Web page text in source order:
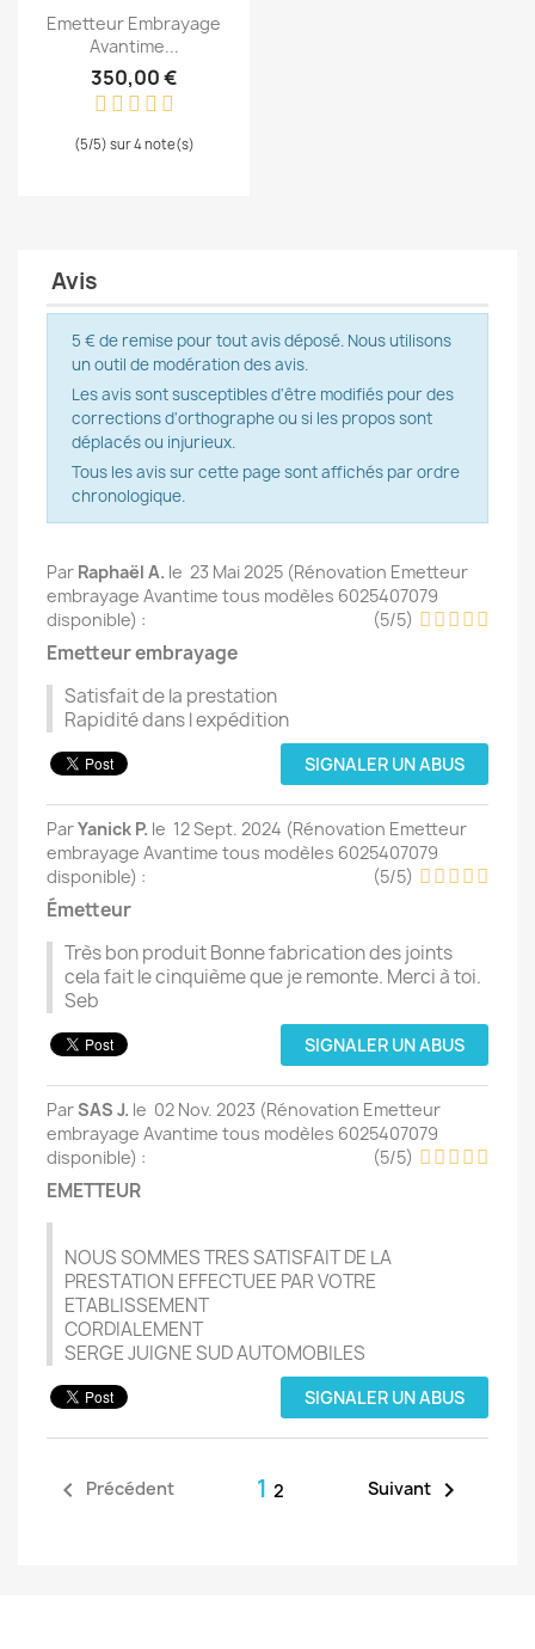
Aperçu rapide
Emetteur Embrayage
Avantime...
350,00 €
(5/5) sur 4 note(s)
Avis
5 € de remise pour tout avis déposé. Nous utilisons
un outil de modération des avis.
Les avis sont susceptibles d'être modifiés pour des
corrections d'orthographe ou si les propos sont
déplacés ou injurieux.
Tous les avis sur cette page sont affichés par ordre
chronologique.
Par Raphaël A. le 23 Mai 2025 (Rénovation Emetteur
embrayage Avantime tous modèles 6025407079
disponible) : (5/5)
Emetteur embrayage
Satisfait de la prestation
Rapidité dans l expédition
SIGNALER UN ABUS
ParYanick P. le 12 Sept. 2024 (Rénovation Emetteur
embrayage Avantime tous modèles 6025407079
disponible) : (5/5)
Émetteur
Très bon produit Bonne fabrication des joints
cela fait le cinquième que je remonte. Merci à toi.
Seb
SIGNALER UN ABUS
ParSAS J. le 02 Nov. 2023 (Rénovation Emetteur
embrayage Avantime tous modèles 6025407079
disponible) : (5/5)
EMETTEUR
NOUS SOMMES TRES SATISFAIT DE LA
PRESTATION EFFECTUEE PAR VOTRE
ETABLISSEMENT
CORDIALEMENT
SERGE JUIGNE SUD AUTOMOBILES
SIGNALER UN ABUS
 Précédent 1 2 Suivant 